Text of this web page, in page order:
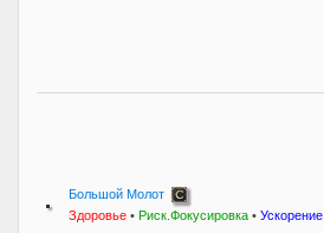
Большой Молот
Здоровье • Риск.Фокусировка • Ускорение